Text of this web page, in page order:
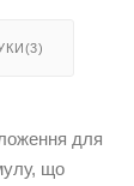
для
що